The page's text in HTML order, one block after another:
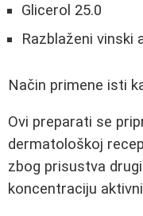
Glicerol 25.0
Razblaženi vinski
Način primene isti
Ovi preparati se
dermatološkoj
zbog prisustva
koncentraciju